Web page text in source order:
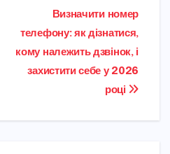
Визначити номер
телефону: як дізнатися,
кому належить дзвінок, і
захистити себе у 2026
році